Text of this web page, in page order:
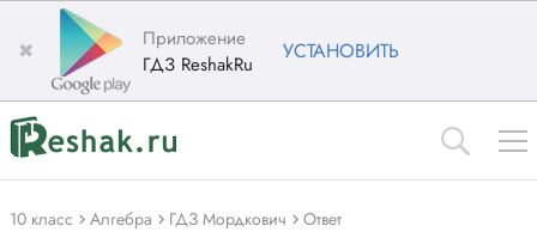
✖
Приложение
ГДЗ ReshakRu
УСТАНОВИТЬ
10 класс Алгебра ГДЗ Мордкович Ответ